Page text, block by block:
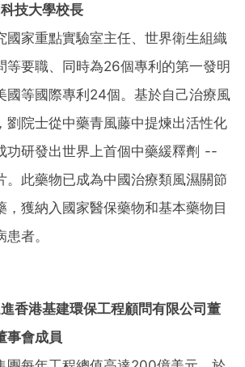
技大學校長
國家重點實驗室主任、世界衛生組織
等要職、同時為26個專利的第一發明
國等國際專利24個。基於自己治療風
劉院士從中藥青風藤中提煉出活性化
功研發出世界上首個中藥緩釋劑 --
。此藥物已成為中國治療類風濕關節
，獲納入國家醫保藥物和基本藥物目
者。
香港基建環保工程顧問有限公司董
事會成員